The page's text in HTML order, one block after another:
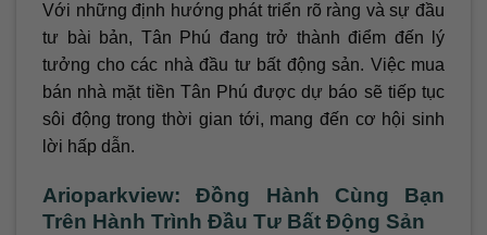
Với những định hướng phát triển rõ ràng và sự đầu
tư bài bản, Tân Phú đang trở thành điểm đến lý
tưởng cho các nhà đầu tư bất động sản. Việc mua
bán nhà mặt tiền Tân Phú được dự báo sẽ tiếp tục
sôi động trong thời gian tới, mang đến cơ hội sinh
lời hấp dẫn.
Arioparkview: Đồng Hành Cùng Bạn
Trên Hành Trình Đầu Tư Bất Động Sản